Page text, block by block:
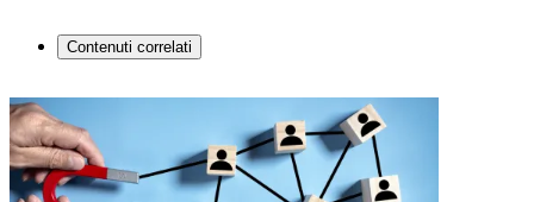
Contenuti correlati